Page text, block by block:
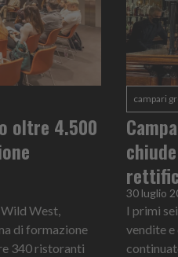
oltre 4.500
West,
di formazione
340 ristoranti
campari
30 luglio
I primi
vendite e